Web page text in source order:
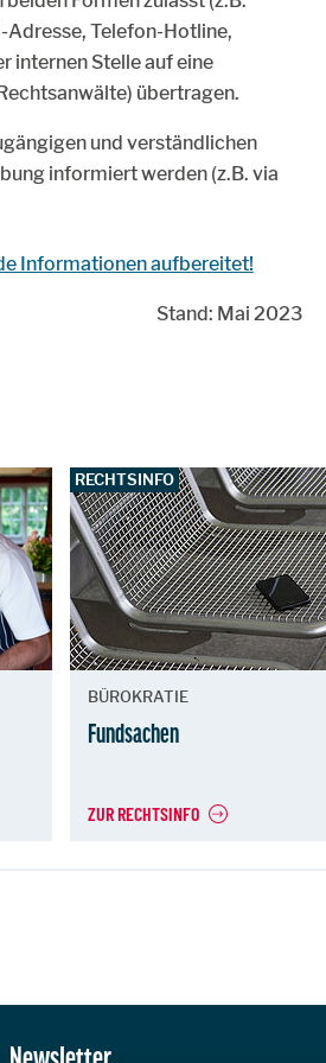
Telefon-Hotline,
internen Stelle auf eine
übertragen.
und verständlichen
informiert werden (z.B. via
Informationen aufbereitet!
Stand: Mai 2023
RECHTSINFO
BÜROKRATIE
Fundsachen
ZUR RECHTSINFO